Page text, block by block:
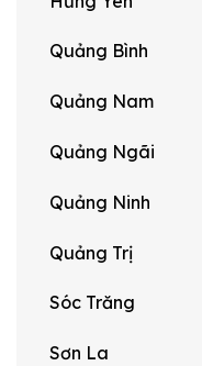
Quảng Bình
Quảng Nam
Quảng Ngãi
Quảng Ninh
Quảng Trị
Sóc Trăng
Sơn La